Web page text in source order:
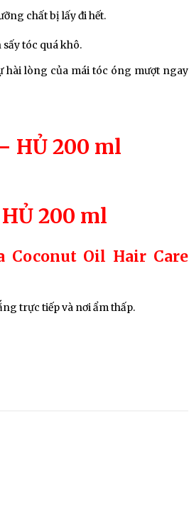
chất bị lấy đi hết.
tóc quá khô.
hài lòng của mái tóc óng mượt ngay
HỦ 200 ml
200 ml
Coconut Oil Hair Care
trực tiếp và nơi ẩm thấp.